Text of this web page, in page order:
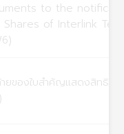
to the
of Interlink
ยของใบสำคัญแสดงสิทธิ